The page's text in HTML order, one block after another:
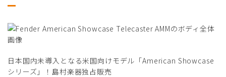
日本国内未導入となる米国向けモデル「American Showcase
シリーズ」！島村楽器独占販売